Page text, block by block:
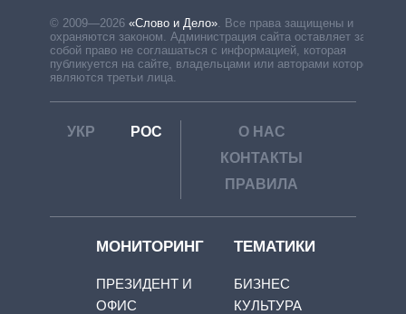
© 2009—2026 «Слово и Дело». Все права защищены и
охраняются законом. Администрация сайта оставляет за
собой право не соглашаться с информацией, которая
публикуется на сайте, владельцами или авторами которой
являются третьи лица.
УКР РОС
О НАС
КОНТАКТЫ
ПРАВИЛА
МОНИТОРИНГ
ПРЕЗИДЕНТ И
ОФИС
ТЕМАТИКИ
БИЗНЕС
КУЛЬТУРА